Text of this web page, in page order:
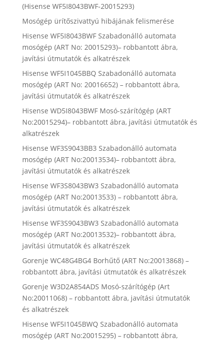
(Hisense WF5I8043BWF-20015293)
Mosógép ürítőszivattyú hibájának felismerése
Hisense WF5I8043BWF Szabadonálló automata
mosógép (ART No: 20015293)– robbantott ábra,
javítási útmutatók és alkatrészek
Hisense WF5I1045BBQ Szabadonálló automata
mosógép (ART No: 20016652) – robbantott ábra,
javítási útmutatók és alkatrészek
Hisense WD5I8043BWF Mosó-szárítógép (ART
No:20015294)– robbantott ábra, javítási útmutatók és
alkatrészek
Hisense WF3S9043BB3 Szabadonálló automata
mosógép (ART No:20013534)– robbantott ábra,
javítási útmutatók és alkatrészek
Hisense WF3S8043BW3 Szabadonálló automata
mosógép (ART No:20013533) – robbantott ábra,
javítási útmutatók és alkatrészek
Hisense WF3S9043BW3 Szabadonálló automata
mosógép (ART No:20013532)– robbantott ábra,
javítási útmutatók és alkatrészek
Gorenje WC48G4BG4 Borhűtő (ART No:20013868) –
robbantott ábra, javítási útmutatók és alkatrészek
Gorenje W3D2A854ADS Mosó-szárítógép (Art
No:20011068) – robbantott ábra, javítási útmutatók
és alkatrészek
Hisense WF5I1045BWQ Szabadonálló automata
mosógép (ART No:20015295) – robbantott ábra,